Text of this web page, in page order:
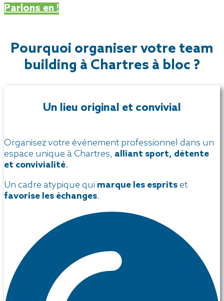
Parlons en !
Pourquoi organiser votre team
building à Chartres à bloc ?
Un lieu original et convivial
Organisez votre événement professionnel dans un
espace unique à Chartres, alliant sport, détente
et convivialité.
Un cadre atypique qui marque les espritset
favorise les échanges.